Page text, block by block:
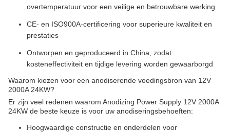
overtemperatuur voor een veilige en betrouwbare werking
CE- en ISO900A-certificering voor superieure kwaliteit en
prestaties
Ontworpen en geproduceerd in China, zodat
kosteneffectiviteit en tijdige levering worden gewaarborgd
Waarom kiezen voor een anodiserende voedingsbron van 12V
2000A 24KW?
Er zijn veel redenen waarom Anodizing Power Supply 12V 2000A
24KW de beste keuze is voor uw anodiseringsbehoeften:
Hoogwaardige constructie en onderdelen voor